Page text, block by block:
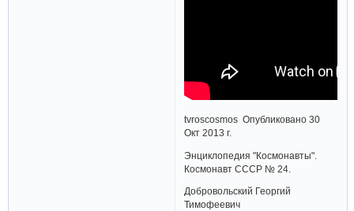
tvroscosmos Опубликовано 30
Окт 2013 г.
Энциклопедия "Космонавты".
Космонавт СССР № 24.
Добровольский Георгий
Тимофеевич